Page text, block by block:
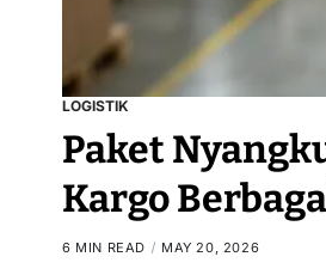
LOGISTIK
Paket
Kargo
6 MIN READ MAY 20, 2026